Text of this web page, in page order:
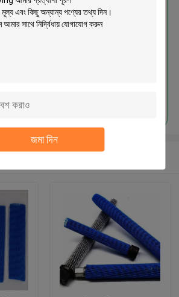
জমা দিন
PE প্রতিরক্ষামূলক জাল বোতল ভেতরে, ওয়াইন
বোতল নেট সেট জন্য প্লাস্টিক জাল